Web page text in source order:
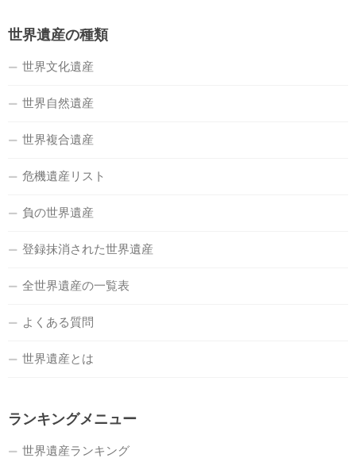
世界遺産の種類
世界文化遺産
世界自然遺産
世界複合遺産
危機遺産リスト
負の世界遺産
登録抹消された世界遺産
全世界遺産の一覧表
よくある質問
世界遺産とは
ランキングメニュー
世界遺産ランキング